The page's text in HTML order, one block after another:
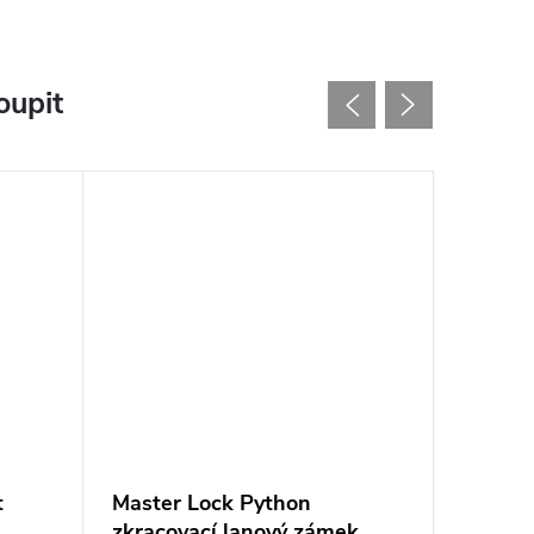
Master Lock Python